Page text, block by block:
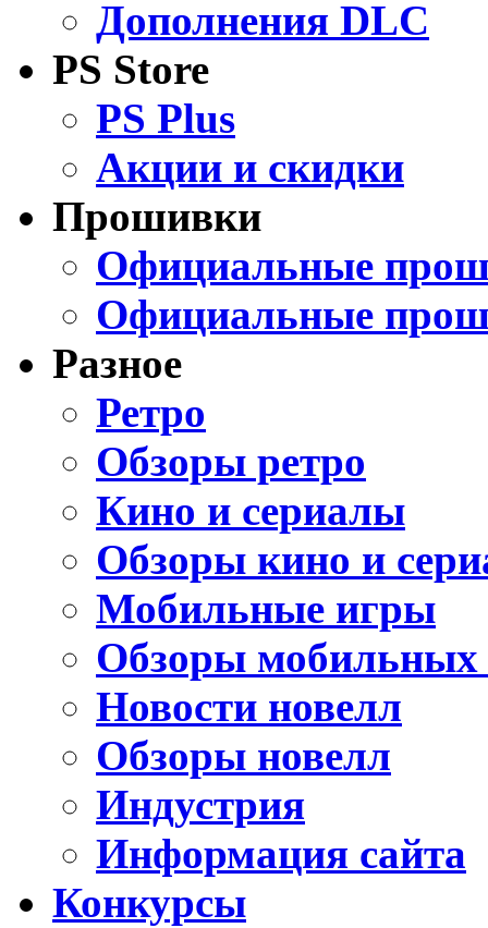
Дополнения DLC
PS Store
PS Plus
Акции и скидки
Прошивки
Официальные
Официальные
Разное
Ретро
Обзоры ретро
Кино и сериалы
Обзоры кино и
Мобильные игры
Обзоры мобильных
Новости новелл
Обзоры новелл
Индустрия
Информация сайта
Конкурсы